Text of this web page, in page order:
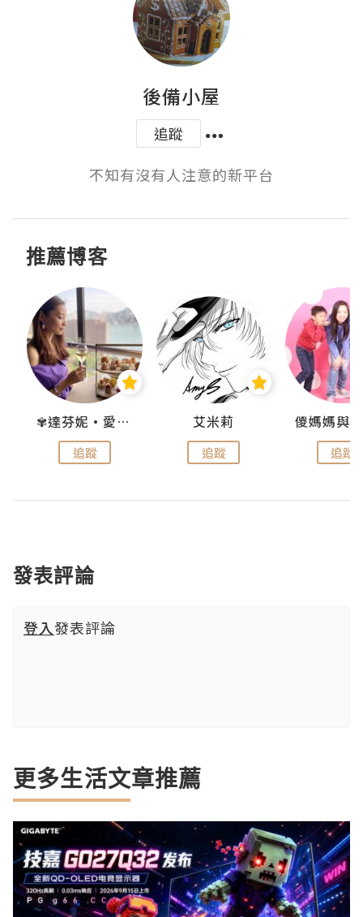
後備小屋
追蹤
不知有沒有人注意的新平台
推薦博客
✾達芬妮•愛孩子•愛生活✾
追蹤
艾米莉
追蹤 追蹤
發表評論
登入發表評論
更多生活文章推薦